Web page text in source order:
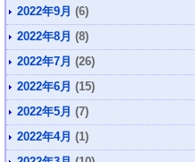
2022年9月 (6)
2022年8月 (8)
2022年7月 (26)
2022年6月 (15)
2022年5月 (7)
2022年4月 (1)